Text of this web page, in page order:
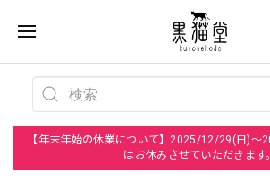
【年末年始の休業について】2025/12/29(日)～
はお休みさせていただきます。